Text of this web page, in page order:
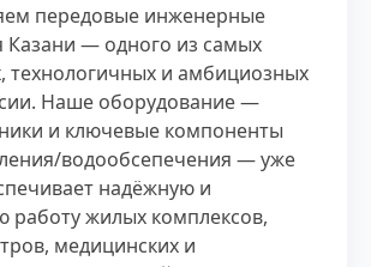
передовые инженерные
Казани — одного из самых
технологичных и амбициозных
Наше оборудование —
и ключевые компоненты
водообсепечения — уже
надёжную и
работу жилых комплексов,
медицинских и